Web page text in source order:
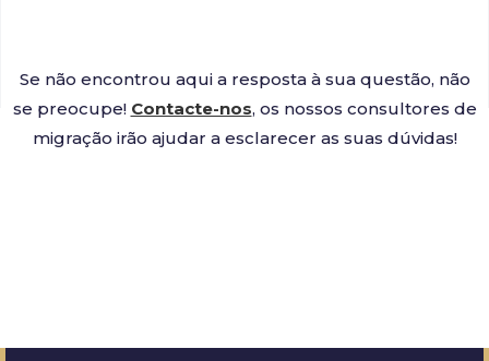
Se não encontrou aqui a resposta à sua questão, não
se preocupe! Contacte-nos, os nossos consultores de
migração irão ajudar a esclarecer as suas dúvidas!